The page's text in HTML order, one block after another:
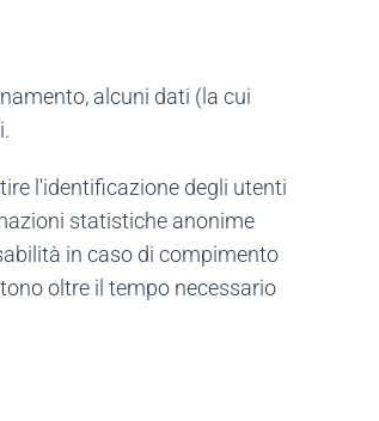
alcuni dati (la cui
l'identificazione degli utenti
statistiche anonime
in caso di compimento
oltre il tempo necessario